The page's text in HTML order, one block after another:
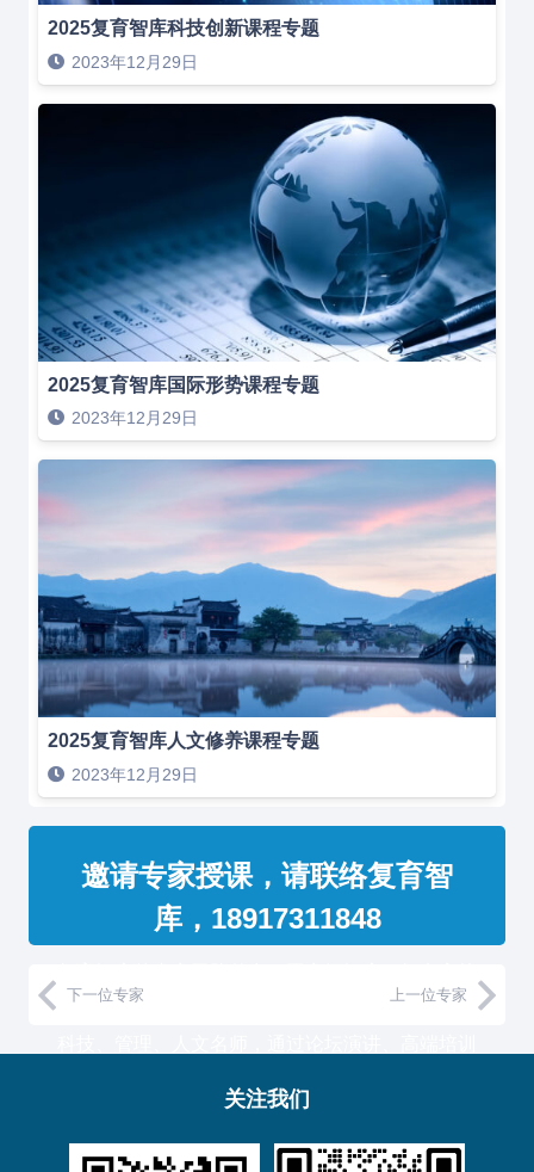
2025复育智库科技创新课程专题
2023年12月29日
2025复育智库国际形势课程专题
2023年12月29日
2025复育智库人文修养课程专题
2023年12月29日
邀请专家授课，请联络复育智
库，18917311848
教授和500强企业高管，汇聚国内外一流的经济、
升维！
复育智库总部位于上海，服务于金融、通信、能
下一位专家 上一位专家
关注我们